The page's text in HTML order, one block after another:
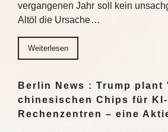
vergangenen Jahr soll kein
Altöl die Ursache…
Weiterlesen
Berlin News : Trump plant
chinesischen Chips für KI-
Rechenzentren – eine